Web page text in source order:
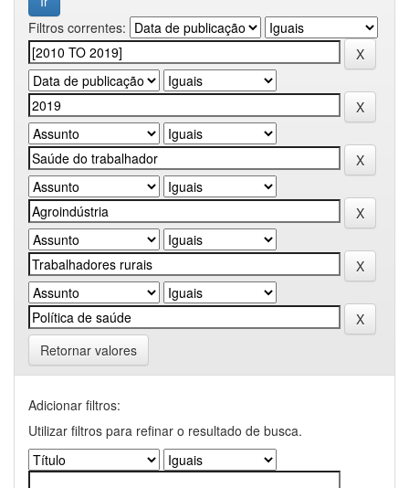
Filtros correntes:
Retornar valores
Adicionar filtros:
Utilizar filtros para refinar o resultado de busca.